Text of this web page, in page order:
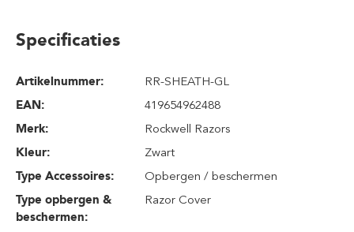
Specificaties
Artikelnummer:
RR-SHEATH-GL
EAN:
419654962488
Merk:
Rockwell Razors
Kleur:
Zwart
Type Accessoires:
Opbergen / beschermen
Type opbergen &
beschermen:
Razor Cover